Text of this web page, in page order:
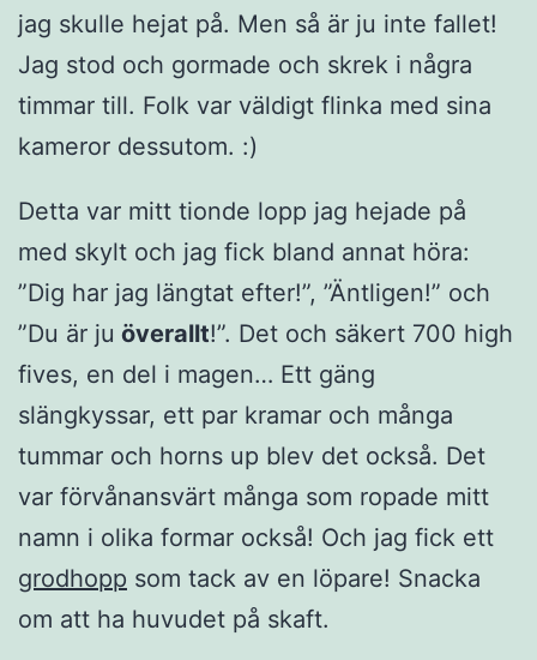
jag skulle hejat på. Men så är ju inte fallet!
Jag stod och gormade och skrek i några
timmar till. Folk var väldigt flinka med sina
kameror dessutom. :)
Detta var mitt tionde lopp jag hejade på
med skylt och jag fick bland annat höra:
”Dig har jag längtat efter!”, ”Äntligen!” och
”Du är ju överallt!”. Det och säkert 700 high
fives, en del i magen… Ett gäng
slängkyssar, ett par kramar och många
tummar och horns up blev det också. Det
var förvånansvärt många som ropade mitt
namn i olika formar också! Och jag fick ett
grodhopp som tack av en löpare! Snacka
om att ha huvudet på skaft.